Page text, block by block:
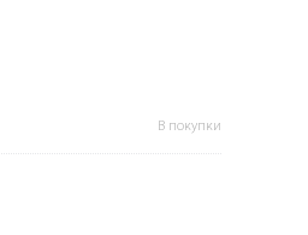
В покупки